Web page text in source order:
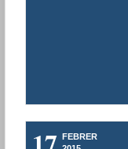
FEBRER